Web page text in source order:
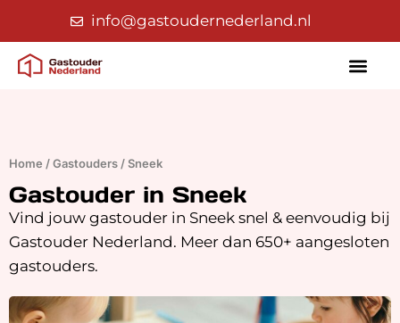
info@gastoudernederland.nl
Home /Gastouders /Sneek
Gastouder in Sneek
Vind jouw gastouder in Sneek snel & eenvoudig bij
Gastouder Nederland. Meer dan 650+ aangesloten
gastouders.